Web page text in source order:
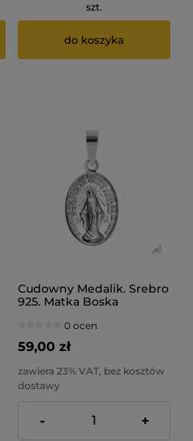
szt.
do koszyka
Cudowny Medalik. Srebro
925. Matka Boska
0 ocen
59,00 zł
zawiera 23% VAT, bez kosztów
dostawy
- +